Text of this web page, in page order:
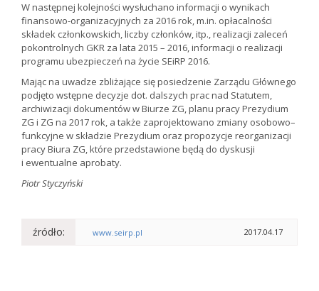
W następnej kolejności wysłuchano informacji o wynikach
finansowo-organizacyjnych za 2016 rok, m.in. opłacalności
składek członkowskich, liczby członków, itp., realizacji zaleceń
pokontrolnych GKR za lata 2015 – 2016, informacji o realizacji
programu ubezpieczeń na życie SEiRP 2016.
Mając na uwadze zbliżające się posiedzenie Zarządu Głównego
podjęto wstępne decyzje dot. dalszych prac nad Statutem,
archiwizacji dokumentów w Biurze ZG, planu pracy Prezydium
ZG i ZG na 2017 rok, a także zaprojektowano zmiany osobowo–
funkcyjne w składzie Prezydium oraz propozycje reorganizacji
pracy Biura ZG, które przedstawione będą do dyskusji
i ewentualne aprobaty.
Piotr Styczyński
źródło: www.seirp.pl 2017.04.17